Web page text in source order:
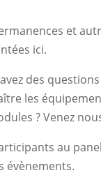
et
ici.
des
les
? Venez
au
évènements.